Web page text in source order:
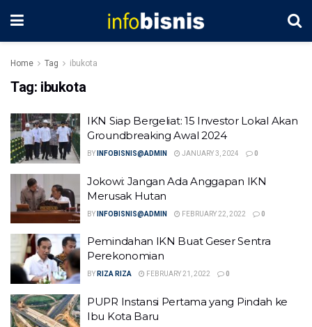
Home Tag ibukota
Tag: ibukota
IKN Siap Bergeliat: 15 Investor Lokal Akan
Groundbreaking Awal 2024
BY INFOBISNIS@ADMIN JANUARY 3, 2024 0
Jokowi: Jangan Ada Anggapan IKN
Merusak Hutan
BY INFOBISNIS@ADMIN FEBRUARY 22, 2022 0
Pemindahan IKN Buat Geser Sentra
Perekonomian
BY RIZA RIZA FEBRUARY 21, 2022 0
PUPR Instansi Pertama yang Pindah ke
Ibu Kota Baru